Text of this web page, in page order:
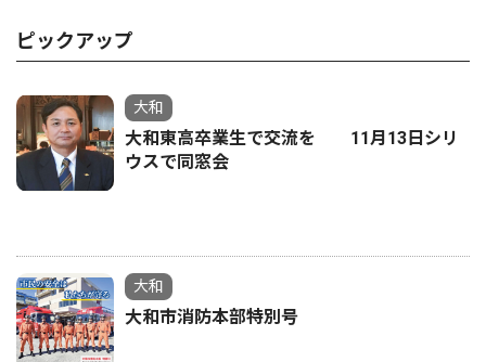
ピックアップ
大和
大和東高卒業生で交流を 11月13日シリ
ウスで同窓会
大和
大和市消防本部特別号